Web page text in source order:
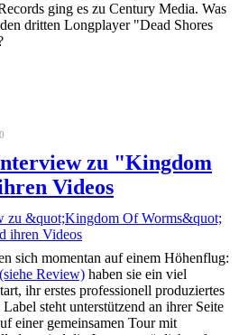
ging es zu Century Media. Was
dritten Longplayer "Dead Shores
zu "Kingdom
Videos
sich momentan auf einem Höhenflug:
Review) haben sie ein viel
ihr erstes professionell produziertes
steht unterstützend an ihrer Seite
einer gemeinsamen Tour mit